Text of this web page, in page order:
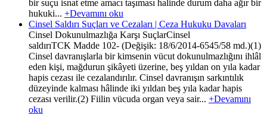
bir suçu isnat etme amacı taşıması halinde durum daha ağır bir
hukuki... +Devamını oku
Cinsel Saldırı Suçları ve Cezaları | Ceza Hukuku Davaları
Cinsel Dokunulmazlığa Karşı SuçlarCinsel
saldırıTCK Madde 102- (Değişik: 18/6/2014-6545/58 md.)(1)
Cinsel davranışlarla bir kimsenin vücut dokunulmazlığını ihlâl
eden kişi, mağdurun şikâyeti üzerine, beş yıldan on yıla kadar
hapis cezası ile cezalandırılır. Cinsel davranışın sarkıntılık
düzeyinde kalması hâlinde iki yıldan beş yıla kadar hapis
cezası verilir.(2) Fiilin vücuda organ veya sair... +Devamını
oku